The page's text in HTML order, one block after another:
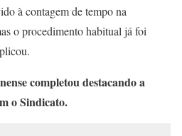
à contagem de tempo na
o procedimento habitual já foi
completou destacando a
o Sindicato.